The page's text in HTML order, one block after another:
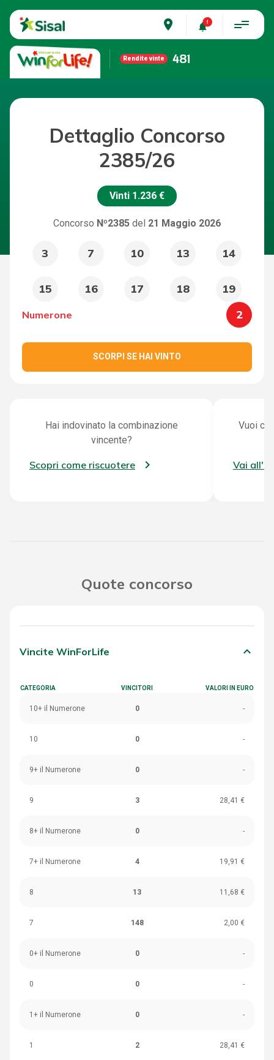
place
Rendite vinte 481
Dettaglio Concorso
2385/26
Vinti 1.236 €
Concorso Nº2385 del 21 Maggio 2026
3 7 10 13 14
15 16 17 18 19
Numerone 2
SCORPI SE HAI VINTO
Hai indovinato la combinazione
vincente?
Scopri come riscuotere
Vuoi
Vai
Quote concorso
Vincite WinForLife keyboard_arrow_down
CATEGORIA VINCITORI VALORI IN EURO
10+ il Numerone 0 -
10 0 -
9+ il Numerone 0 -
9 3 28,41 €
8+ il Numerone 0 -
7+ il Numerone 4 19,91 €
8 13 11,68 €
7 148 2,00 €
0+ il Numerone 0 -
0 0 -
1+ il Numerone 0 -
1 2 28,41 €